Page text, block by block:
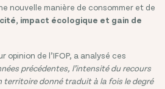
nouvelle manière de consommer et de
impact écologique et gain de
opinion de l’IFOP, a analysé ces
précédentes, l’intensité du recours
territoire donné traduit à la fois le degré